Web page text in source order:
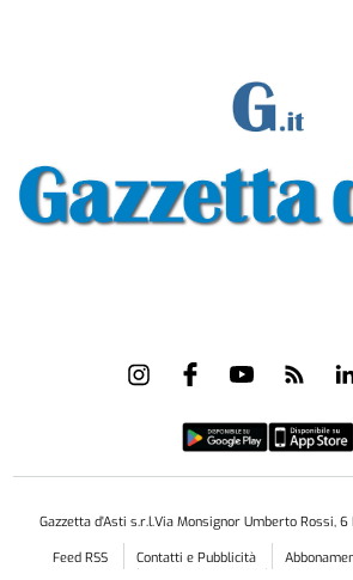
Gazzetta d'Asti s.r.l.Via Monsignor Umberto Rossi, 6
Feed RSS
Contatti e Pubblicità